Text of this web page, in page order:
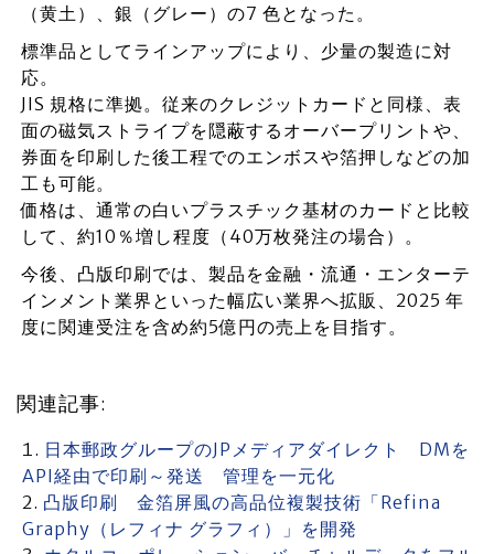
（黄土）、銀（グレー）の7 色となった。
標準品としてラインアップにより、少量の製造に対
応。
JIS 規格に準拠。従来のクレジットカードと同様、表
面の磁気ストライプを隠蔽するオーバープリントや、
券面を印刷した後工程でのエンボスや箔押しなどの加
工も可能。
価格は、通常の白いプラスチック基材のカードと比較
して、約10％増し程度（40万枚発注の場合）。
今後、凸版印刷では、製品を金融・流通・エンターテ
インメント業界といった幅広い業界へ拡販、2025 年
度に関連受注を含め約5億円の売上を目指す。
関連記事:
日本郵政グループのJPメディアダイレクト DMを
API経由で印刷～発送 管理を一元化
凸版印刷 金箔屏風の高品位複製技術「Refina
Graphy（レフィナ グラフィ）」を開発